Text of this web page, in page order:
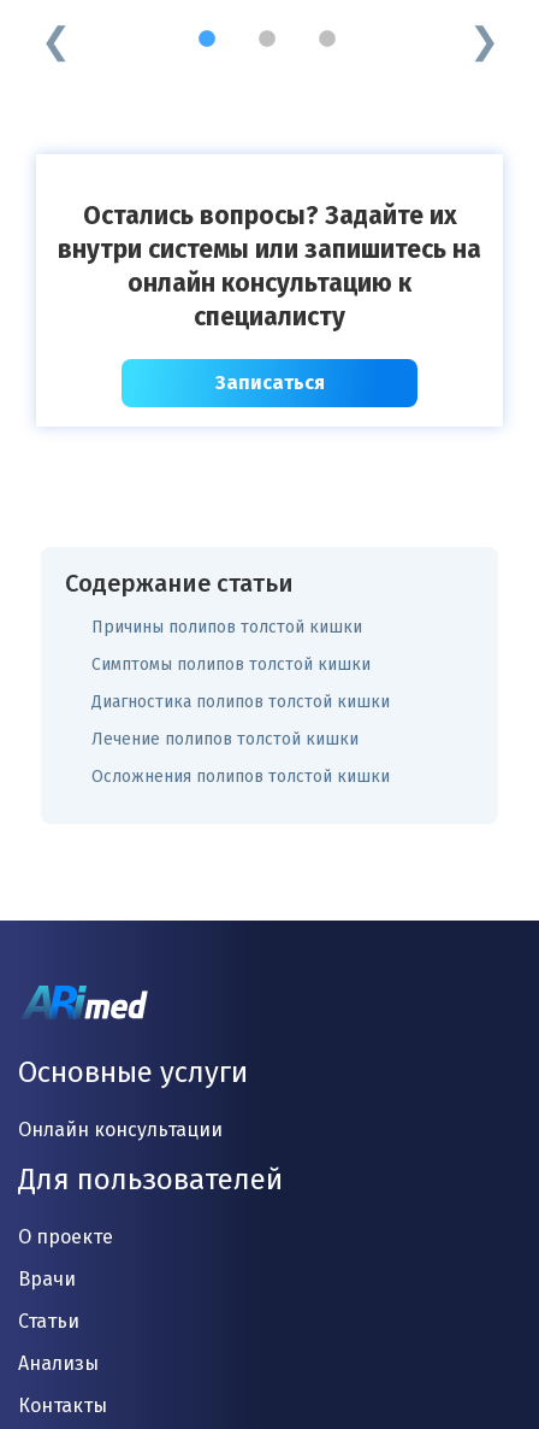
1 2 3
Остались вопросы? Задайте их
внутри системы или запишитесь на
онлайн консультацию к
специалисту
Записаться
Содержание статьи
Причины полипов толстой кишки
Симптомы полипов толстой кишки
Диагностика полипов толстой кишки
Лечение полипов толстой кишки
Осложнения полипов толстой кишки
Основные услуги
Онлайн консультации
Для пользователей
О проекте
Врачи
Статьи
Анализы
Контакты